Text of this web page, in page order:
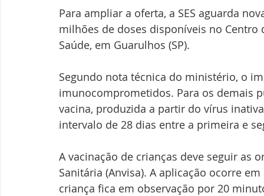
Para ampliar a oferta, a SES aguarda
milhões de doses disponíveis no
Saúde, em Guarulhos (SP).
Segundo nota técnica do ministério, o
imunocomprometidos. Para os demais
vacina, produzida a partir do vírus
intervalo de 28 dias entre a primeira e
A vacinação de crianças deve seguir as
Sanitária (Anvisa). A aplicação ocorre
criança fica em observação por 20